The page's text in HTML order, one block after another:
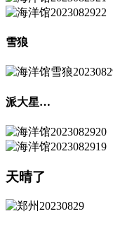
雪狼
派大星…
天晴了